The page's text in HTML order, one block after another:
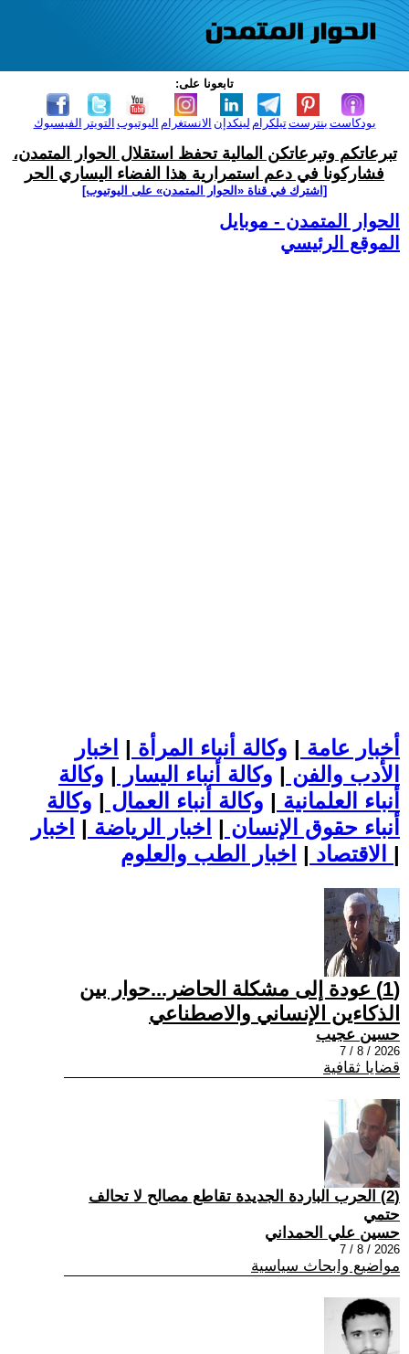
تابعونا على:
الفيسبوك التويتر اليوتيوب الانستغرام لينكدإن تيلكرامبنترست بودكاست
تبرعاتكم وتبرعاتكن المالية تحفظ استقلال الحوار المتمدن،
فشاركونا في دعم استمرارية هذا الفضاء اليساري الحر
[اشترك في قناة ‫«الحوار المتمدن» على اليوتيوب]
الحوار المتمدن - موبايل
الموقع الرئيسي
أخبار عامة | وكالة أنباء المرأة | اخبار
الأدب والفن | وكالة أنباء اليسار | وكالة
أنباء العلمانية | وكالة أنباء العمال | وكالة
أنباء حقوق الإنسان | اخبار الرياضة | اخبار
الاقتصاد | |
(1) عودة إلى مشكلة الحاضر...حوار بين
الذكاءين الإنساني والاصطناعي
حسين عجيب
2026 / 8 / 7
قضايا ثقافية
(2) الحرب الباردة الجديدة تقاطع مصالح لا تحالف
حتمي
حسين علي الحمداني
2026 / 8 / 7
مواضيع وابحاث سياسية